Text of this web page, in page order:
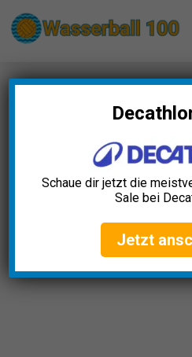
Zum
Inhalt
Startseite»Blog»
besten (Bestenliste)
besten
April 23, 2025
Schaue dir jetzt die
Sale bei
Jetzt